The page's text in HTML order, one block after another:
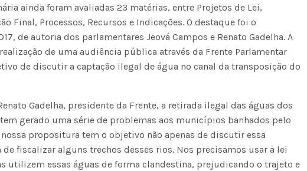
ainda foram avaliadas 23 matérias, entre Projetos de Lei,
Final, Processos, Recursos e Indicações. O destaque foi o
de autoria dos parlamentares Jeová Campos e Renato Gadelha. A
de uma audiência pública através da Frente Parlamentar
de discutir a captação ilegal de água no canal da transposição do
Gadelha, presidente da Frente, a retirada ilegal das águas dos
gerado uma série de problemas aos municípios banhados pelo
nossa propositura tem o objetivo não apenas de discutir essa
fiscalizar alguns trechos desses rios. Nos precisamos usar a lei
utilizem essas águas de forma clandestina, prejudicando o trajeto e